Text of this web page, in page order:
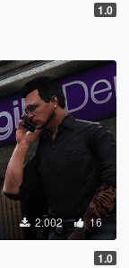
1.0
2.002 16
1.0